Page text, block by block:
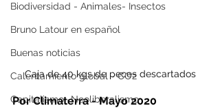
Biodiversidad - Animales- Insectos
Bruno Latour en español
Buenas noticias
Calentamiento global - CO2
Capitalismo -Neoliberalismo
Caja de 40 kgs de peces descartados
Por Climaterra - Mayo 2020